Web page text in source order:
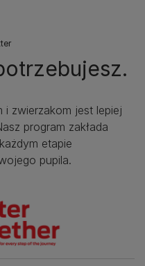
i zwierzakom jest lepiej
program zakłada
etapie
pupila.